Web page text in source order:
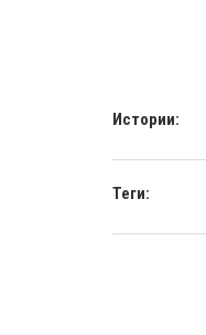
Истории:
Теги: